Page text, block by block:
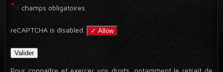
* : champs obligatoires
reCAPTCHA is disabled. ✓ Allow
Pour connaître et exercer vos droits, notamment le retrait de